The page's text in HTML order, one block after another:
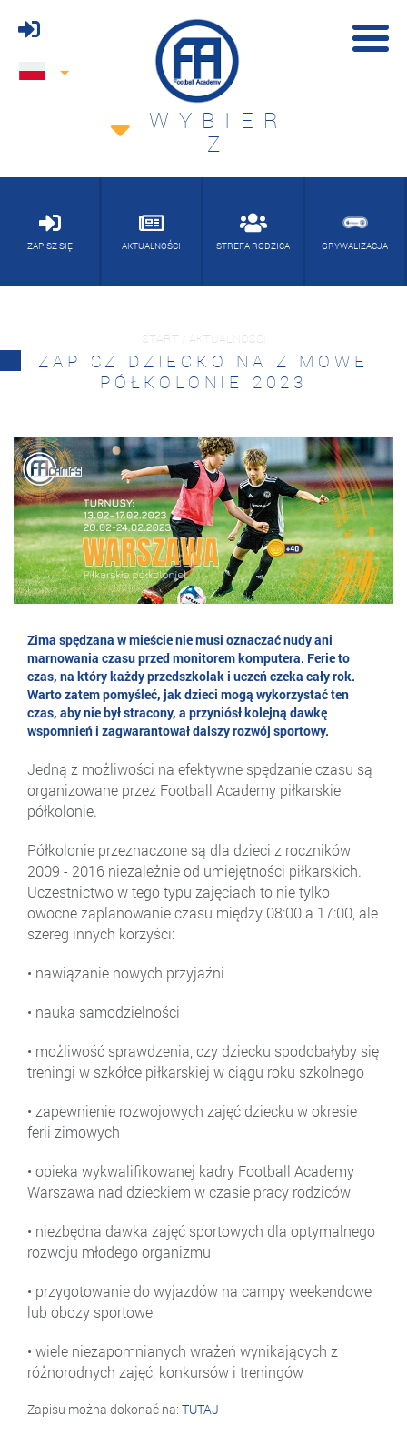
WYBIER
Z
ZAPISZ SIĘ AKTUALNOŚCI STREFA RODZICA GRYWALIZACJA
START / AKTUALNOŚCI
ZAPISZ DZIECKO NA ZIMOWE
PÓŁKOLONIE 2023
Zima spędzana w mieście nie musi oznaczać nudy ani
marnowania czasu przed monitorem komputera. Ferie to
czas, na który każdy przedszkolak i uczeń czeka cały rok.
Warto zatem pomyśleć, jak dzieci mogą wykorzystać ten
czas, aby nie był stracony, a przyniósł kolejną dawkę
wspomnień i zagwarantował dalszy rozwój sportowy.
Jedną z możliwości na efektywne spędzanie czasu są
organizowane przez Football Academy piłkarskie
półkolonie.
Półkolonie przeznaczone są dla dzieci z roczników
2009 - 2016 niezależnie od umiejętności piłkarskich.
Uczestnictwo w tego typu zajęciach to nie tylko
owocne zaplanowanie czasu między 08:00 a 17:00, ale
szereg innych korzyści:
• nawiązanie nowych przyjaźni
• nauka samodzielności
• możliwość sprawdzenia, czy dziecku spodobałyby się
treningi w szkółce piłkarskiej w ciągu roku szkolnego
• zapewnienie rozwojowych zajęć dziecku w okresie
ferii zimowych
• opieka wykwalifikowanej kadry Football Academy
Warszawa nad dzieckiem w czasie pracy rodziców
• niezbędna dawka zajęć sportowych dla optymalnego
rozwoju młodego organizmu
• przygotowanie do wyjazdów na campy weekendowe
lub obozy sportowe
• wiele niezapomnianych wrażeń wynikających z
różnorodnych zajęć, konkursów i treningów
Zapisu można dokonać na: TUTAJ